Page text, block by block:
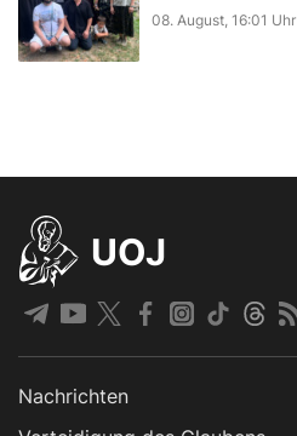
08. August, 16:01 Uhr
UOJ
Nachrichten